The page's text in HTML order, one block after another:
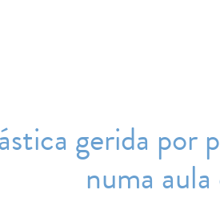
gerida por
numa